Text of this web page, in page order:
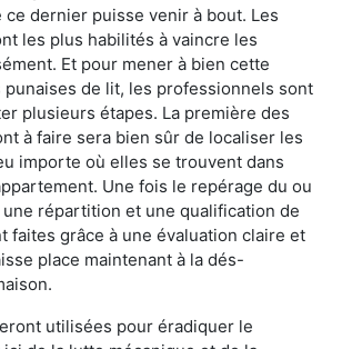
ce dernier puisse venir à bout. Les
les plus habilités à vaincre les
Et pour mener à bien cette
de lit, les professionnels sont
plusieurs étapes. La première des
à faire sera bien sûr de localiser les
importe où elles se trouvent dans
Une fois le repérage du ou
répartition et une qualification de
faites grâce à une évaluation claire et
place maintenant à la dés-
utilisées pour éradiquer le